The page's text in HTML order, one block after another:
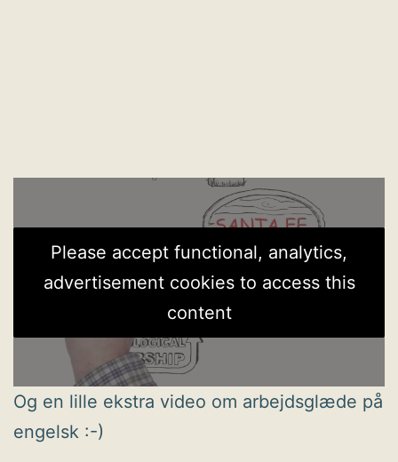
Please accept functional, analytics,
advertisement cookies to access this
content
Og en lille ekstra video om arbejdsglæde på
engelsk :-)